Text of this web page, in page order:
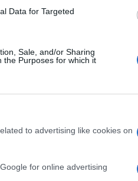
Data for Targeted
Sale, and/or Sharing
the Purposes for which it
to advertising like cookies on
for online advertising
τεράστια τεμάχια
Εργάτες μετέφεραν